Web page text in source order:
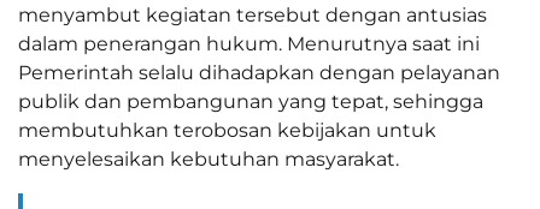
menyambut kegiatan tersebut dengan antusias
dalam penerangan hukum. Menurutnya saat ini
Pemerintah selalu dihadapkan dengan pelayanan
publik dan pembangunan yang tepat, sehingga
membutuhkan terobosan kebijakan untuk
menyelesaikan kebutuhan masyarakat.